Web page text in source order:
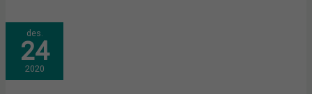
des.
24
2020
NOVEMBRE:
ELS
TESTS
COVID-
19
A
LES